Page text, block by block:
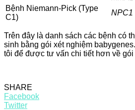
Bệnh Niemann-Pick (Type
C1)
NPC1
Trên đây là danh sách các bệnh có
sinh bằng gói xét nghiệm
tôi để được tư vấn chi tiết hơn về
SHARE
Facebook
Twitter